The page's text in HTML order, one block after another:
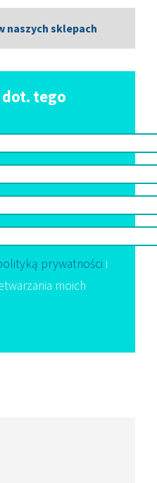
naszych sklepach
tego
prywatności i
moich